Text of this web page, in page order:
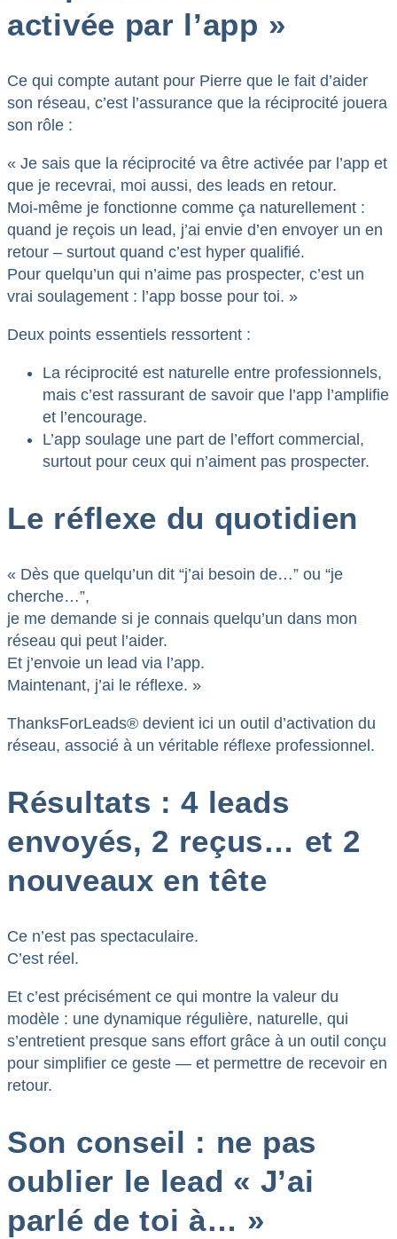
activée par l’app »
Ce qui compte autant pour Pierre que le fait d’aider
son réseau, c’est l’assurance que la réciprocité jouera
son rôle :
« Je sais que la réciprocité va être activée par l’app et
que je recevrai, moi aussi, des leads en retour.
Moi-même je fonctionne comme ça naturellement :
quand je reçois un lead, j’ai envie d’en envoyer un en
retour – surtout quand c’est hyper qualifié.
Pour quelqu’un qui n’aime pas prospecter, c’est un
vrai soulagement : l’app bosse pour toi. »
Deux points essentiels ressortent :
La réciprocité est naturelle entre professionnels,
mais c’est rassurant de savoir que l’app l’amplifie
et l’encourage.
L’app soulage une part de l’effort commercial,
surtout pour ceux qui n’aiment pas prospecter.
Le réflexe du quotidien
« Dès que quelqu’un dit “j’ai besoin de…” ou “je
cherche…”,
je me demande si je connais quelqu’un dans mon
réseau qui peut l’aider.
Et j’envoie un lead via l’app.
Maintenant, j’ai le réflexe. »
ThanksForLeads® devient ici un outil d’activation du
réseau, associé à un véritable réflexe professionnel.
Résultats : 4 leads
envoyés, 2 reçus… et 2
nouveaux en tête
Ce n’est pas spectaculaire.
C’est réel.
Et c’est précisément ce qui montre la valeur du
modèle : une dynamique régulière, naturelle, qui
s’entretient presque sans effort grâce à un outil conçu
pour simplifier ce geste — et permettre de recevoir en
retour.
Son conseil : ne pas
oublier le lead « J’ai
parlé de toi à… »